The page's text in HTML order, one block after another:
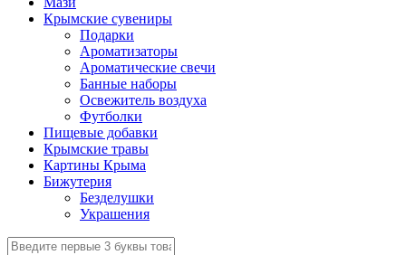
Крымские сувениры
Подарки
Ароматизаторы
Ароматические свечи
Банные наборы
Освежитель воздуха
Футболки
Пищевые добавки
Крымские травы
Картины Крыма
Бижутерия
Безделушки
Украшения